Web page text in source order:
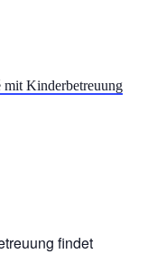
mit Kinderbetreuung
findet